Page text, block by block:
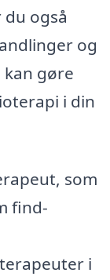
også
og
gøre
i din
som
find-
i